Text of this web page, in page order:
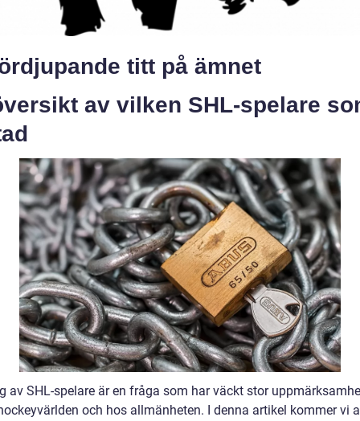
titt på ämnet
av vilken SHL-spelare
av SHL-spelare är en fråga som har väckt stor
och hos allmänheten. I denna artikel kommer vi